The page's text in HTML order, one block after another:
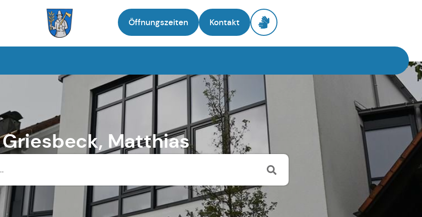
Zur Startseite
Öffnungszeiten Kontakt
Griesbeck, Matthias